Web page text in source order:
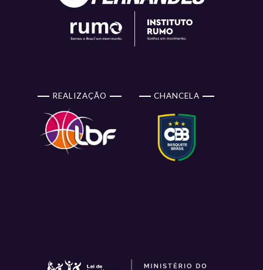
REALIZAÇÃO CHANCELA